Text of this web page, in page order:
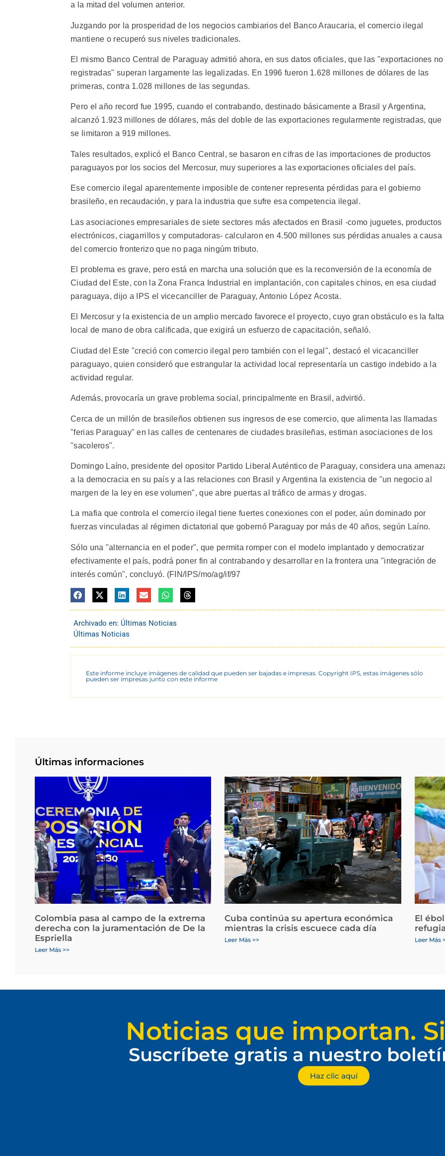
a la mitad del volumen anterior.
Juzgando por la prosperidad de los negocios cambiarios del Banco Araucaria, el comercio ilegal
mantiene o recuperó sus niveles tradicionales.
El mismo Banco Central de Paraguay admitió ahora, en sus datos oficiales, que las "exportaciones no
registradas" superan largamente las legalizadas. En 1996 fueron 1.628 millones de dólares de las
primeras, contra 1.028 millones de las segundas.
Pero el año record fue 1995, cuando el contrabando, destinado básicamente a Brasil y Argentina,
alcanzó 1.923 millones de dólares, más del doble de las exportaciones regularmente registradas, que
se limitaron a 919 millones.
Tales resultados, explicó el Banco Central, se basaron en cifras de las importaciones de productos
paraguayos por los socios del Mercosur, muy superiores a las exportaciones oficiales del país.
Ese comercio ilegal aparentemente imposible de contener representa pérdidas para el gobierno
brasileño, en recaudación, y para la industria que sufre esa competencia ilegal.
Las asociaciones empresariales de siete sectores más afectados en Brasil -como juguetes, productos
electrónicos, ciagarrillos y computadoras- calcularon en 4.500 millones sus pérdidas anuales a causa
del comercio fronterizo que no paga ningúm tributo.
El problema es grave, pero está en marcha una solución que es la reconversión de la economía de
Ciudad del Este, con la Zona Franca Industrial en implantación, con capitales chinos, en esa ciudad
paraguaya, dijo a IPS el vicecanciller de Paraguay, Antonio López Acosta.
El Mercosur y la existencia de un amplio mercado favorece el proyecto, cuyo gran obstáculo es la falta
local de mano de obra calificada, que exigirá un esfuerzo de capacitación, señaló.
Ciudad del Este "creció con comercio ilegal pero también con el legal", destacó el vicacanciller
paraguayo, quien consideró que estrangular la actividad local representaría un castigo indebido a la
actividad regular.
Además, provocaría un grave problema social, principalmente en Brasil, advirtió.
Cerca de un millón de brasileños obtienen sus ingresos de ese comercio, que alimenta las llamadas
"ferias Paraguay" en las calles de centenares de ciudades brasileñas, estiman asociaciones de los
"sacoleros".
Domingo Laíno, presidente del opositor Partido Liberal Auténtico de Paraguay, considera una
a la democracia en su país y a las relaciones con Brasil y Argentina la existencia de "un negocio al
margen de la ley en ese volumen", que abre puertas al tráfico de armas y drogas.
La mafia que controla el comercio ilegal tiene fuertes conexiones con el poder, aún dominado por
fuerzas vinculadas al régimen dictatorial que gobernó Paraguay por más de 40 años, según Laíno.
Sólo una "alternancia en el poder", que permita romper con el modelo implantado y democratizar
efectivamente el país, podrá poner fin al contrabando y desarrollar en la frontera una "integración de
interés común", concluyó. (FIN/IPS/mo/ag/if/97
Archivado en: Últimas Noticias
Últimas Noticias
Este informe incluye imágenes de calidad que pueden ser bajadas e impresas. Copyright IPS, estas imágenes sólo
pueden ser impresas junto con este informe
Últimas informaciones
Colombia pasa al campo de la extrema
derecha con la juramentación de De la
Espriella
Leer Más >>
Cuba continúa su apertura económica
mientras la crisis escuece cada día
Leer Más >>
El
Leer Más
Noticias que importan.
Suscríbete gratis a nuestro
Haz clic aquí